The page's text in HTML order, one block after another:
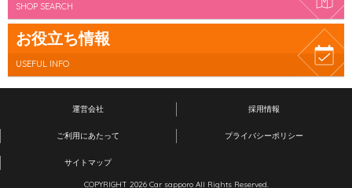
SHOP SEARCH
お役立ち情報
USEFUL INFO
運営会社 採用情報
ご利用にあたって プライバシーポリシー
サイトマップ
COPYRIGHT 2026 Car sapporo All Rights Reserved.